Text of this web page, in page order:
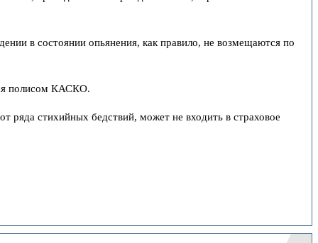
в состоянии опьянения, как правило, не возмещаются по
полисом КАСКО.
ряда стихийных бедствий, может не входить в страховое